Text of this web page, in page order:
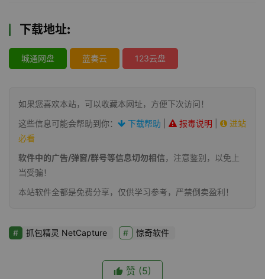
下载地址:
城通网盘 蓝奏云 123云盘
如果您喜欢本站，可以收藏本网址，方便下次访问！
这些信息可能会帮助到你：
下载帮助 报毒说明
进站
必看
软件中的广告/弹窗/群号等信息切勿相信，注意鉴别，以免上
当受骗！
本站软件全都是免费分享，仅供学习参考，严禁倒卖盈利！
抓包精灵 NetCapture 惊奇软件
赞 (5)